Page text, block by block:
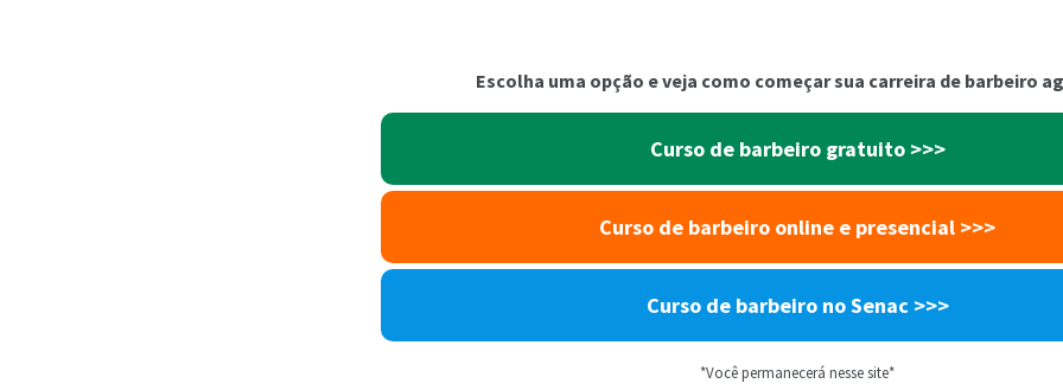
Escolha uma opção e veja como começar sua carreira de barbeiro
Curso de barbeiro gratuito >>>
Curso de barbeiro online e presencial >>>
Curso de barbeiro no Senac >>>
*Você permanecerá nesse site*